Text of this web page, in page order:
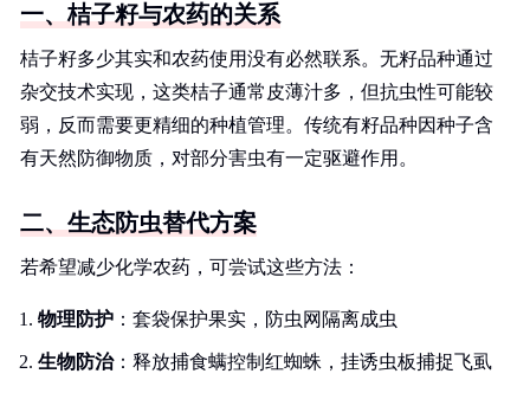
一、桔子籽与农药的关系
桔子籽多少其实和农药使用没有必然联系。无籽品种通过
杂交技术实现，这类桔子通常皮薄汁多，但抗虫性可能较
弱，反而需要更精细的种植管理。传统有籽品种因种子含
有天然防御物质，对部分害虫有一定驱避作用。
二、生态防虫替代方案
若希望减少化学农药，可尝试这些方法：
物理防护 ：套袋保护果实，防虫网隔离成虫
生物防治：释放捕食螨控制红蜘蛛，挂诱虫板捕捉飞虱